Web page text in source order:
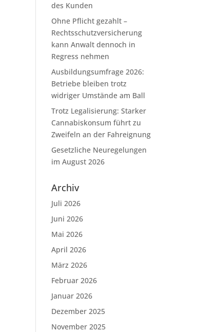
des Kunden
Ohne Pflicht gezahlt –
Rechtsschutzversicherung
kann Anwalt dennoch in
Regress nehmen
Ausbildungsumfrage 2026:
Betriebe bleiben trotz
widriger Umstände am Ball
Trotz Legalisierung: Starker
Cannabiskonsum führt zu
Zweifeln an der Fahreignung
Gesetzliche Neuregelungen
im August 2026
Archiv
Juli 2026
Juni 2026
Mai 2026
April 2026
März 2026
Februar 2026
Januar 2026
Dezember 2025
November 2025